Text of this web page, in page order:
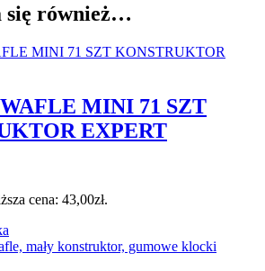
się również…
MINI 71 SZT
EXPERT
cena: 43,00zł.